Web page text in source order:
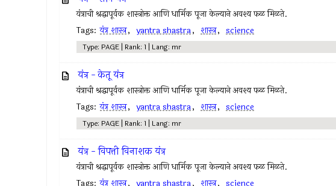
यंत्राची श्रद्धापूर्वक शास्त्रोक्त आणि धार्मिक पूजा केल्याने अवश्य फळ मिळते.
Tags: यंत्र शास्त्र, yantra shastra, शास्त्र, science
Type: PAGE | Rank: 1 | Lang: mr
यंत्र - केतू यंत्र
यंत्राची श्रद्धापूर्वक शास्त्रोक्त आणि धार्मिक पूजा केल्याने अवश्य फळ मिळते.
Tags: यंत्र शास्त्र, yantra shastra, शास्त्र, science
Type: PAGE | Rank: 1 | Lang: mr
यंत्र - विपत्ती विनाशक यंत्र
यंत्राची श्रद्धापूर्वक शास्त्रोक्त आणि धार्मिक पूजा केल्याने अवश्य फळ मिळते.
Tags: यंत्र शास्त्र, yantra shastra, शास्त्र, science